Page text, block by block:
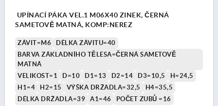
UPÍNACÍ PÁKA VEL.1 M06X40 ZINEK, ČERNÁ
SAMETOVĚ MATNÁ, KOMP:NEREZ
ZÁVIT=M6
DÉLKA ZÁVITU=40
BARVA ZÁKLADNÍHO TĚLESA=ČERNÁ SAMETOVĚ
MATNÁ
VELIKOST=1
D=10 D1=13 D2=14 D3=10,5
H=24,5
H1=4
H2=15 VÝŠKA DRŽADLA=32,5
H4=35,5
DÉLKA DRŽADLA=39
A1=46 POČET ZUBŮ =16